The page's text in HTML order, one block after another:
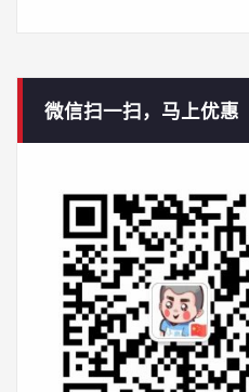
微信扫一扫，马上优惠